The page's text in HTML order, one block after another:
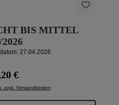
BIS MITTEL
2026
27.04.2026
Preis:
€
zzgl. Versandkosten